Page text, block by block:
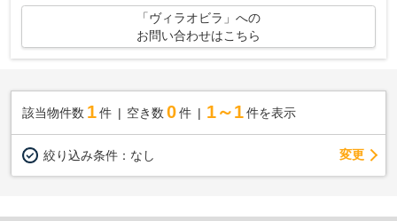
「ヴィラオビラ」への
お問い合わせはこちら
該当物件数 1件 空き数 0 件 1～1 件を表示
絞り込み条件： なし 変更